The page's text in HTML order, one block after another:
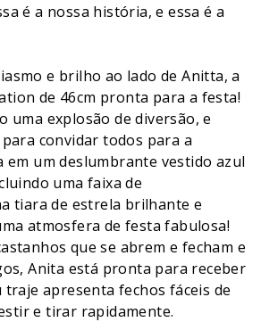
é a nossa história, e essa é a
e brilho ao lado de Anitta, a
de 46cm pronta para a festa!
uma explosão de diversão, e
convidar todos para a
em um deslumbrante vestido azul
uma faixa de
tiara de estrela brilhante e
atmosfera de festa fabulosa!
que se abrem e fecham e
Anita está pronta para receber
traje apresenta fechos fáceis de
e tirar rapidamente.